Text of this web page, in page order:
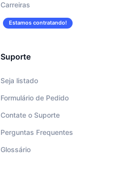
Carreiras
Estamos contratando!
Suporte
Seja listado
Formulário de Pedido
Contate o Suporte
Perguntas Frequentes
Glossário